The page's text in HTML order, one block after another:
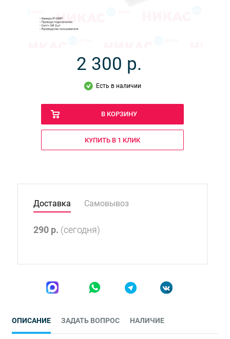
2 300 р.
Есть в наличии
В КОРЗИНУ
КУПИТЬ В 1 КЛИК
Доставка Самовывоз
290 р. (сегодня)
ОПИСАНИЕ ЗАДАТЬ ВОПРОС НАЛИЧИЕ